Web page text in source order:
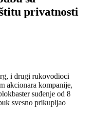
privatnosti
i drugi rukovodioci
akcionara kompanije,
suđenje od 8
svesno prikupljao